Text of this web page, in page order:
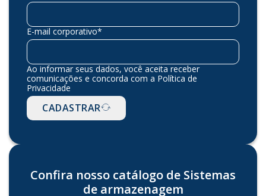
E-mail corporativo*
Ao informar seus dados, você aceita receber
comunicações e concorda com a Política de
Privacidade
CADASTRAR
Confira nosso catálogo de Sistemas
de armazenagem